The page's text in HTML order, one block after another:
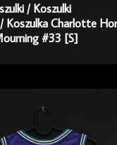
/Koszulki
Koszulka Charlotte
#33 [S]